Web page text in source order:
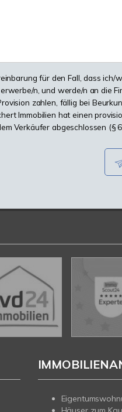
für den Fall, dass ich/
n, und werde/n an die
zahlen, fällig bei
Immobilien hat einen
Verkäufer abgeschlossen (§